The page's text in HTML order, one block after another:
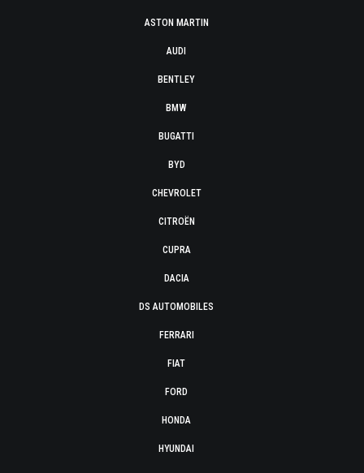
ASTON MARTIN
AUDI
BENTLEY
BMW
BUGATTI
BYD
CHEVROLET
CITROËN
CUPRA
DACIA
DS AUTOMOBILES
FERRARI
FIAT
FORD
HONDA
HYUNDAI